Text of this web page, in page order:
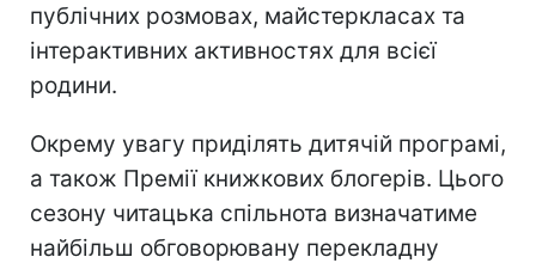
публічних розмовах, майстеркласах та
інтерактивних активностях для всієї
родини.
Окрему увагу приділять дитячій програмі,
а також Премії книжкових блогерів. Цього
сезону читацька спільнота визначатиме
найбільш обговорювану перекладну